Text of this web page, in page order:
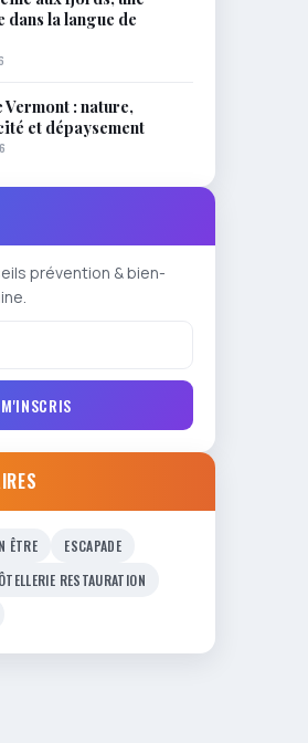
la langue de
: nature,
et dépaysement
prévention & bien-
ÊTRE
ESCAPADE
RESTAURATION